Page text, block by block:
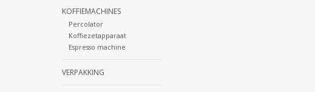
KOFFIEMACHINES
Percolator
Koffiezetapparaat
Espresso machine
VERPAKKING